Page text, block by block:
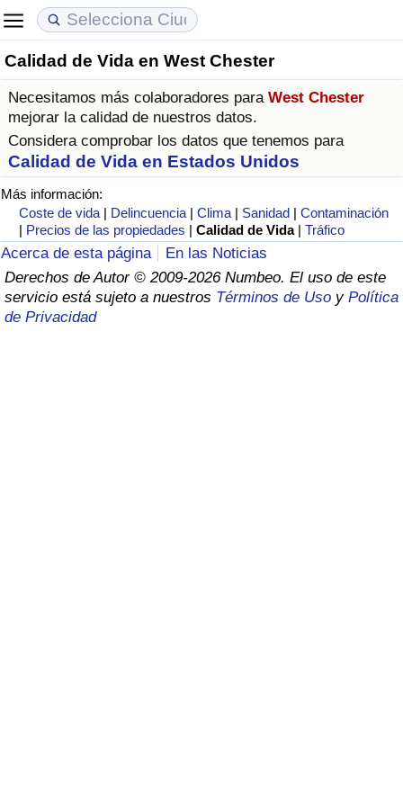
Calidad de Vida en West Chester
Necesitamos más colaboradores para West Chester
mejorar la calidad de nuestros datos.
Considera comprobar los datos que tenemos para
Calidad de Vida en Estados Unidos
Más información:
Coste de vida | Delincuencia |Clima | Sanidad |Contaminación
| Precios de las propiedades |Calidad de Vida |Tráfico
Acerca de esta página
En las Noticias
Derechos de Autor © 2009-2026 Numbeo. El uso de este
servicio está sujeto a nuestros Términos de Uso y Política
de Privacidad
Coste de vida
Índice de Costo de Vida (Actual)
Índice de Costo de Vida
Índice de costo de vida por país
en aqaba
Precios de las propiedades
Índice de Precios de Inmuebles (Actual)
Índice de Precios de Inmuebles
Índice de Precios de Inmuebles por País
Calidad de Vida
Índice de Calidad de Vida
Índice de Calidad de Vida (Actual)
Índice de calidad de vida por país
Delincuencia
Calificación del Índice de Criminalidad
(Actual)